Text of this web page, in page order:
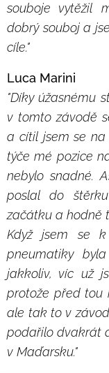
souboje vytěžil
dobrý souboj a
cíle."
Luca Marini
"Díky úžasnému
v tomto závodě
a cítil jsem se na
týče mé pozice
nebylo snadné.
poslal do
začátku a hodně
Když jsem se
pneumatiky
jakkoliv, víc už
protože před tou
ale tak to v
podařilo dvakrát
v Maďarsku."